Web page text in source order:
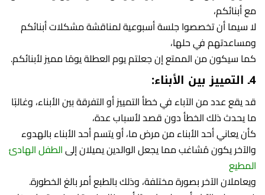
مع أبنائكم،
لا سيما أن تخصصوا جلسة أسبوعية لمناقشة مشكلات أبنائكم
ومساعدتهم في حلها،
كما سيكون من الممتع إن جعلتم يوم العطلة يومًا مميز لأبنائكم.
4ـ التمييز بين الأبناء:
قد يقع عدد من الآباء في خطأ التمييز أو التفرقة بين الأبناء، وغالبًا
ما يحدث ذلك الخطأ دون قصد لأسباب عدة،
كأن يعاني أحد الأبناء من مرض ما، أو يتسم أحد الأبناء بالهدوء
والآخر يكون مُشاغب مما يجعل الوالدين يميلان إلىالطفل الهادئ
المطيع
ويعاملان الآخر بصورة مختلفة، وذلك بالطبع أمر بالغ الخطورة.